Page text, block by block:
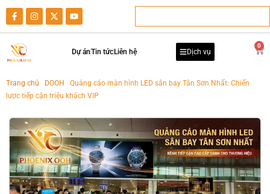
Dự ánTin tức Liên hệ Dịch vụ
0
Trang chủ DOOH
Quảng cáo màn hình LED sân bay Tân Sơn Nhất: Chiến
lược tiếp cận triệu khách VIP